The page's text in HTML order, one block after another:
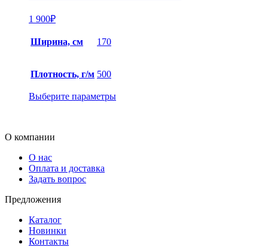
1 900₽
Ширина, см 170
Плотность, г/м 500
Выберите параметры
О компании
О нас
Оплата и доставка
Задать вопрос
Предложения
Каталог
Новинки
Контакты